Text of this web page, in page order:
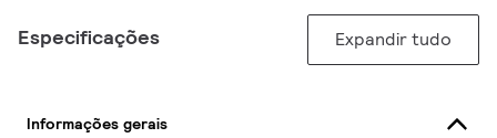
Especificações Expandir tudo
Informações gerais